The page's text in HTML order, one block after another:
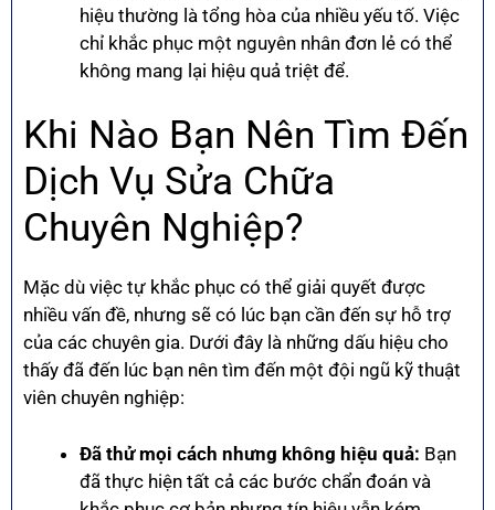
hiệu thường là tổng hòa của nhiều yếu tố. Việc
chỉ khắc phục một nguyên nhân đơn lẻ có thể
không mang lại hiệu quả triệt để.
Khi Nào Bạn Nên Tìm Đến
Dịch Vụ Sửa Chữa
Chuyên Nghiệp?
Mặc dù việc tự khắc phục có thể giải quyết được
nhiều vấn đề, nhưng sẽ có lúc bạn cần đến sự hỗ trợ
của các chuyên gia. Dưới đây là những dấu hiệu cho
thấy đã đến lúc bạn nên tìm đến một đội ngũ kỹ thuật
viên chuyên nghiệp:
Đã thử mọi cách nhưng không hiệu quả: Bạn
đã thực hiện tất cả các bước chẩn đoán và